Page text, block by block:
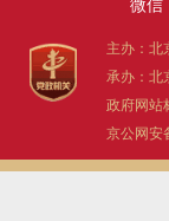
微信
主办：北
承办：北
政府网站
京公网安